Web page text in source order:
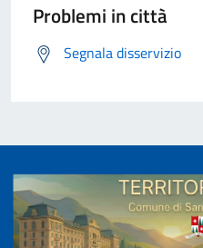
Problemi in città
Segnala disservizio